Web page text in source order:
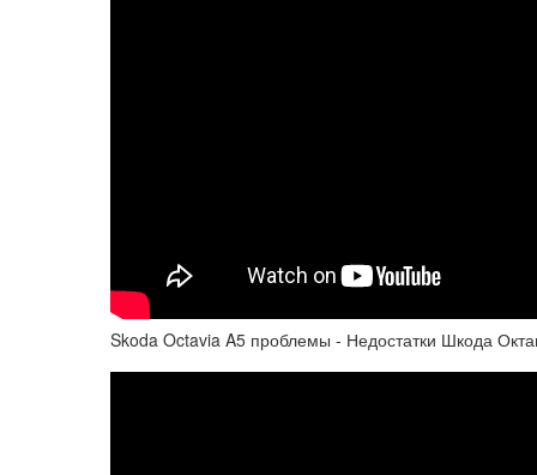
Skoda Octavia A5 проблемы - Недостатки Шкода